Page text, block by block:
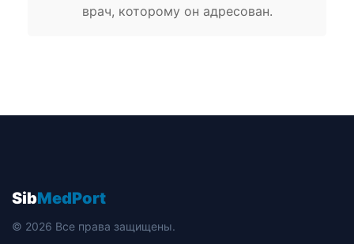
врач, которому он адресован.
SibMedPort
© 2026 Все права защищены.